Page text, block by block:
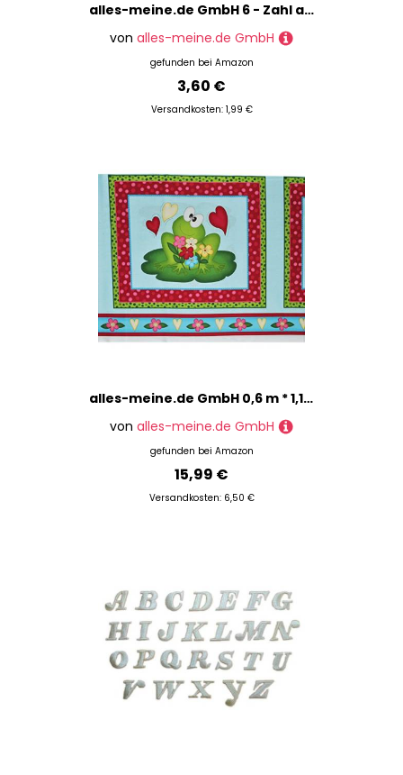
alles-meine.de GmbH 6 - Zahl als Bügelbild - 3 cm * 4 cm groß - gestickte Applikation Aufnäher - einzelne Zahlen/Nummern - zum Aufbügeln
von alles-meine.de GmbH
gefunden bei Amazon
3,60 €
Versandkosten: 1,99 €
alles-meine.de GmbH 0,6 m * 1,15 m Stoff 2 große Frosch Motive + 2 Bordüren - Baumwollstoff ideal für Kissenbezüge - Stoffe Meterware Kissenbezug Frösche Patchworkstoff Robert Ka..
von alles-meine.de GmbH
gefunden bei Amazon
15,99 €
Versandkosten: 6,50 €